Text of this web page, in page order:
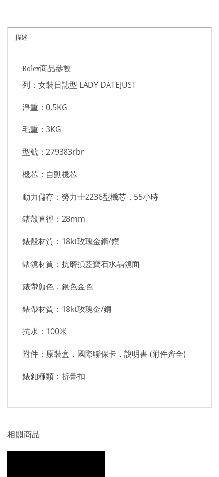
描述
Rolex商品參數
列：女裝日誌型 LADY DATEJUST
淨重：0.5KG
毛重：3KG
型號：279383rbr
機芯：自動機芯
動力儲存：勞力士2236型機芯，55小時
錶殼直徑：28mm
錶殼材質：18kt玫瑰金鋼/鑽
錶鏡材質：抗磨損藍寶石水晶鏡面
錶帶顏色：銀色金色
錶帶材質：18kt玫瑰金/鋼
抗水：100米
附件：原裝盒，國際聯保卡，說明書 (附件齊全)
錶釦種類：折疊扣
相關商品